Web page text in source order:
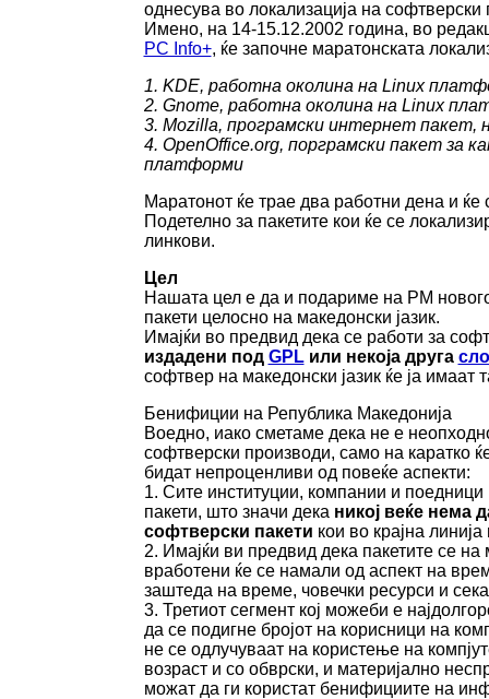
однесува во локализација на софтверски
Имено, на 14-15.12.2002 година, во
PC Info+, ќе започне маратонската
1. KDE, работна околина на Linux
2. Gnome, работна околина на Linux
3. Mozilla, програмски интернет пакет,
4. OpenOffice.org, порграмски пакет за
платформи
Маратонот ќе трае два работни дена и
Подетелно за пакетите кои ќе се
линкови.
Цел
Нашата цел е да и подариме на РМ
пакети целосно на македонски јазик.
Имајќи во предвид дека се работи за
издадени под GPLили некоја друга
софтвер на македонски јазик ќе ја имаат
Бенифиции на Република Македонија
Воедно, иако сметаме дека не е
софтверски производи, само на каратко
бидат непроценливи од повеќе аспекти:
1. Сите институции, компании и
пакети, што значи дека никој веќе нема
софтверски пакети кои во крајна
2. Имајќи ви предвид дека пакетите се на
вработени ќе се намали од аспект на
заштеда на време, човечки ресурси и
3. Третиот сегмент кој можеби е
да се подигне бројот на корисници на
не се одлучуваат на користење на
возраст и со обврски, и материјално
можат да ги користат бенифициите на